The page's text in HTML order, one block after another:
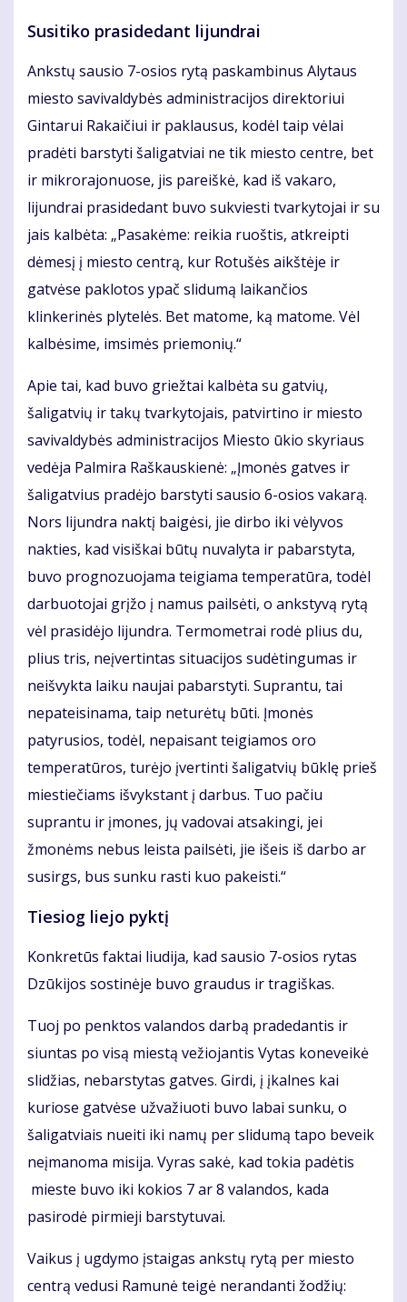
Susitiko prasidedant lijundrai
Ankstų sausio 7-osios rytą paskambinus Alytaus
miesto savivaldybės administracijos direktoriui
Gintarui Rakaičiui ir paklausus, kodėl taip vėlai
pradėti barstyti šaligatviai ne tik miesto centre, bet
ir mikrorajonuose, jis pareiškė, kad iš vakaro,
lijundrai prasidedant buvo sukviesti tvarkytojai ir su
jais kalbėta: „Pasakėme: reikia ruoštis, atkreipti
dėmesį į miesto centrą, kur Rotušės aikštėje ir
gatvėse paklotos ypač slidumą laikančios
klinkerinės plytelės. Bet matome, ką matome. Vėl
kalbėsime, imsimės priemonių.“
Apie tai, kad buvo griežtai kalbėta su gatvių,
šaligatvių ir takų tvarkytojais, patvirtino ir miesto
savivaldybės administracijos Miesto ūkio skyriaus
vedėja Palmira Raškauskienė: „Įmonės gatves ir
šaligatvius pradėjo barstyti sausio 6-osios vakarą.
Nors lijundra naktį baigėsi, jie dirbo iki vėlyvos
nakties, kad visiškai būtų nuvalyta ir pabarstyta,
buvo prognozuojama teigiama temperatūra, todėl
darbuotojai grįžo į namus pailsėti, o ankstyvą rytą
vėl prasidėjo lijundra. Termometrai rodė plius du,
plius tris, neįvertintas situacijos sudėtingumas ir
neišvykta laiku naujai pabarstyti. Suprantu, tai
nepateisinama, taip neturėtų būti. Įmonės
patyrusios, todėl, nepaisant teigiamos oro
temperatūros, turėjo įvertinti šaligatvių būklę prieš
miestiečiams išvykstant į darbus. Tuo pačiu
suprantu ir įmones, jų vadovai atsakingi, jei
žmonėms nebus leista pailsėti, jie išeis iš darbo ar
susirgs, bus sunku rasti kuo pakeisti.“
Tiesiog liejo pyktį
Konkretūs faktai liudija, kad sausio 7-osios rytas
Dzūkijos sostinėje buvo graudus ir tragiškas.
Tuoj po penktos valandos darbą pradedantis ir
siuntas po visą miestą vežiojantis Vytas koneveikė
slidžias, nebarstytas gatves. Girdi, į įkalnes kai
kuriose gatvėse užvažiuoti buvo labai sunku, o
šaligatviais nueiti iki namų per slidumą tapo beveik
neįmanoma misija. Vyras sakė, kad tokia padėtis
mieste buvo iki kokios 7 ar 8 valandos, kada
pasirodė pirmieji barstytuvai.
Vaikus į ugdymo įstaigas ankstų rytą per miesto
centrą vedusi Ramunė teigė nerandanti žodžių: